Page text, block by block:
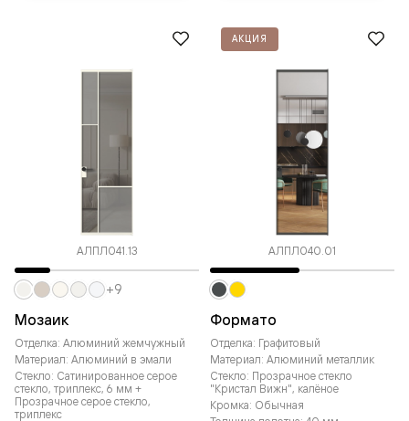
АЛПЛ041.13
Мозаик
Отделка: Алюминий жемчужный
Материал: Алюминий в эмали
Стекло: Сатинированное серое
стекло, триплекс, 6 мм +
Прозрачное серое стекло,
триплекс
+9
АКЦИЯ
АЛПЛ040.01
Формато
Отделка: Графитовый
Материал: Алюминий металлик
Стекло: Прозрачное стекло
"Кристал Вижн", калёное
Кромка: Обычная